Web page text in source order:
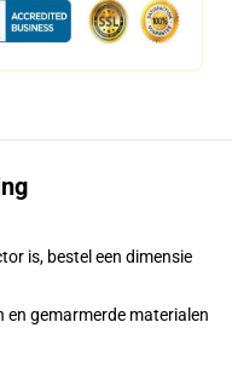
is, bestel een dimensie
en gemarmerde materialen